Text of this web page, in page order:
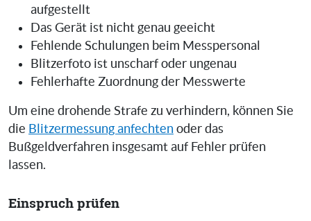
aufgestellt
Das Gerät ist nicht genau geeicht
Fehlende Schulungen beim Messpersonal
Blitzerfoto ist unscharf oder ungenau
Fehlerhafte Zuordnung der Messwerte
Um eine drohende Strafe zu verhindern, können Sie
die Blitzermessung anfechten oder das
Bußgeldverfahren insgesamt auf Fehler prüfen
lassen.
Einspruch prüfen